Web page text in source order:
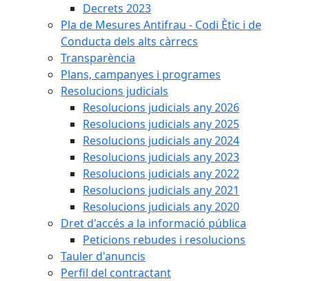
Decrets 2023
Pla de Mesures Antifrau - Codi Ètic i de
Conducta dels alts càrrecs
Transparència
Plans, campanyes i programes
Resolucions judicials
Resolucions judicials any 2026
Resolucions judicials any 2025
Resolucions judicials any 2024
Resolucions judicials any 2023
Resolucions judicials any 2022
Resolucions judicials any 2021
Resolucions judicials any 2020
Dret d'accés a la informació pública
Peticions rebudes i resolucions
Tauler d'anuncis
Perfil del contractant